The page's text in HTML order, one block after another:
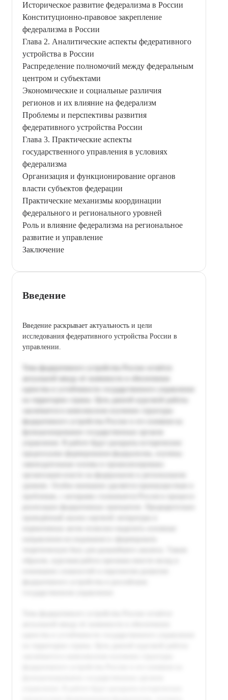
Историческое развитие федерализма в России
Конституционно-правовое закрепление
федерализма в России
Глава 2. Аналитические аспекты федеративного
устройства в России
Распределение полномочий между федеральным
центром и субъектами
Экономические и социальные различия
регионов и их влияние на федерализм
Проблемы и перспективы развития
федеративного устройства России
Глава 3. Практические аспекты
государственного управления в условиях
федерализма
Организация и функционирование органов
власти субъектов федерации
Практические механизмы координации
федерального и регионального уровней
Роль и влияние федерализма на региональное
развитие и управление
Заключение
Введение
Введение раскрывает актуальность и цели
исследования федеративного устройства России в
управлении.